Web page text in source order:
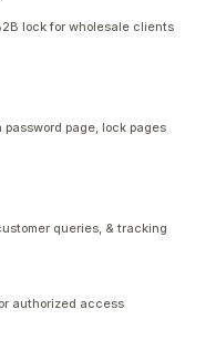
lock for wholesale clients
page, lock pages
queries, & tracking
authorized access